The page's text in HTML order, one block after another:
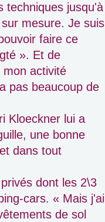
techniques jusqu'à
mesure. Je suis
faire ce
». Et de
mon activité
pas beaucoup de
Kloeckner lui a
une bonne
dans tout
dont les 2\3
cars. « Mais j'ai
de sol